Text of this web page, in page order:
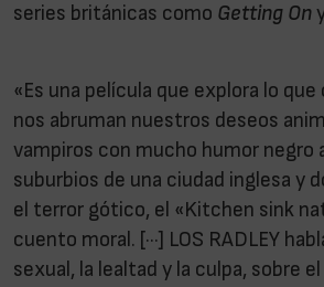
series británicas como Getting On
«Es una película que explora lo
nos abruman nuestros deseos
vampiros con mucho humor negro
suburbios de una ciudad inglesa y
el terror gótico, el «Kitchen sink
cuento moral. [···] LOS RADLEY
sexual, la lealtad y la culpa, sobre el